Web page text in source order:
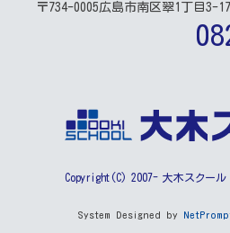
〒734-0005広島市南区翠1丁目3-17
Copyright(C) 2007- 大木スクー
System Designed by